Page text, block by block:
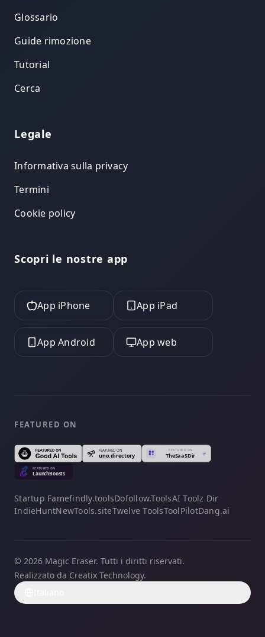
Glossario
Guide rimozione
Tutorial
Cerca
Legale
Informativa sulla privacy
Termini
Cookie policy
Scopri le nostre app
App iPhone App iPad
App Android App web
FEATURED ON
Startup Famefindly.toolsDofollow.ToolsAI Toolz Dir
IndieHuntNewTools.siteTwelve ToolsToolPilotDang.ai
© 2026 Magic Eraser. Tutti i diritti riservati.
Realizzato da Creatix Technology.